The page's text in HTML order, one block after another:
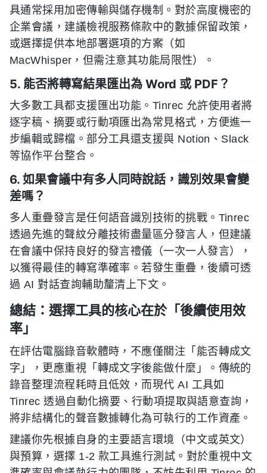
具通常採用加密傳輸與儲存機制。對於高度機密的
企業會議，建議檢視服務條款中的數據保留政策，
或選擇提供本地部署選項的方案（如
MacWhisper，但需注意其功能局限性）。
5. 能否將轉寫結果匯出為 Word 或 PDF？
大多數工具都支援匯出功能。Tinrec 允許使用者將
逐字稿、摘要或行動項匯出為常見格式，方便進一
步編輯或歸檔。部分工具還支援與 Notion、Slack
等協作平台整合。
6. 如果會議中有多人同時說話，識別效果會變
差嗎？
多人重疊發言是任何語音識別技術的挑戰。Tinrec
透過先進的聲紋分離技術盡量區分發言人，但建議
在會議中保持良好的發言禮儀（一次一人發言），
以獲得最佳的轉寫準確率。若發生重疊，後續可透
過 AI 對話查詢輔助釐清上下文。
總結：選擇工具的核心在於「後續使用效
率」
在評估電腦錄音軟體時，不應僅關注「能否轉成文
字」，更應重視「轉成文字後能做什麼」。傳統的
錄音整理流程耗時且低效，而現代 AI 工具如
Tinrec 透過自動化摘要、行動項提取與語意查詢，
將非結構化的聲音數據轉化為可執行的工作資產。
建議你先根據自身的主要語言環境（中文或英文）
與預算，選擇 1-2 款工具進行測試。對於重視中文